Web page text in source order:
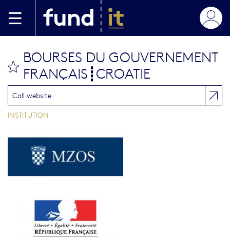
BOURSES DU GOUVERNEMENT
FRANÇAIS┋CROATIE
Call website
INSTITUTION